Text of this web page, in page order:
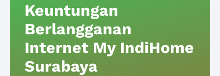
Keuntungan
Berlangganan
Internet My IndiHome
Surabaya